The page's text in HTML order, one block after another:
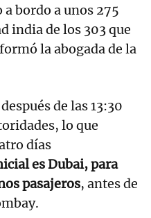
bordo a unos 275
india de los 303 que
la abogada de la
de las 13:30
lo que
días
es Dubai, para
pasajeros, antes de